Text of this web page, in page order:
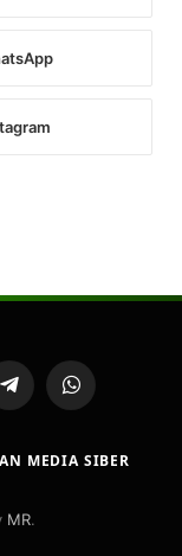
TelegramWhatsApp
MEDIA SIBER
MR.